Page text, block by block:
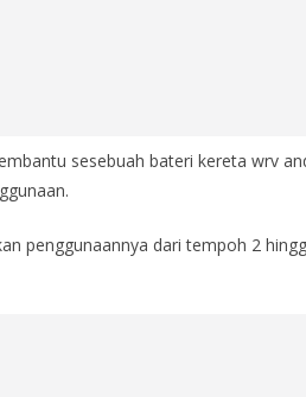
sesebuah bateri kereta wrv
penggunaannya dari tempoh 2